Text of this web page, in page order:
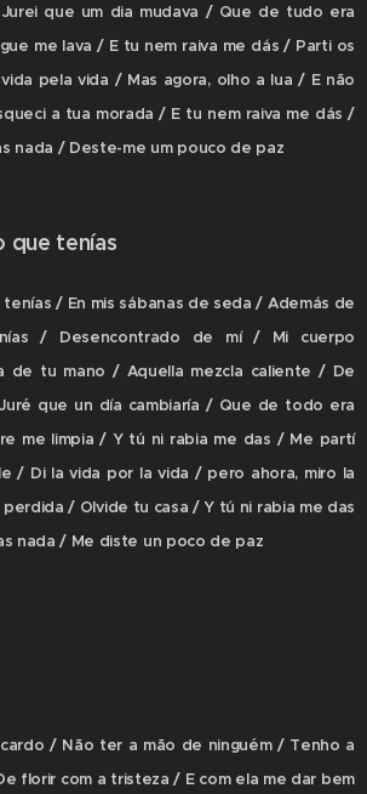
que um dia mudava / Que de tudo era
me lava / E tu nem raiva me dás / Parti os
pela vida / Mas agora, olho a lua / E não
a tua morada / E tu nem raiva me dás /
nada / Deste-me um pouco de paz
que tenías
/ En mis sábanas de seda / Además de
/ Desencontrado de mí / Mi cuerpo
de tu mano / Aquella mezcla caliente / De
que un día cambiaría / Que de todo era
me limpia / Y tú ni rabia me das / Me partí
/ Di la vida por la vida / pero ahora, miro la
/ Olvide tu casa / Y tú ni rabia me das
nada / Me diste un poco de paz
/ Não ter a mão de ninguém / Tenho a
florir com a tristeza / E com ela me dar bem